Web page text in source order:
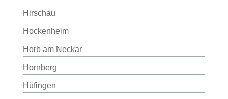
Hirschau
Hockenheim
Horb am Neckar
Hornberg
Hüfingen